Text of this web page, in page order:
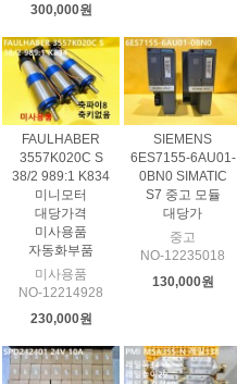
300,000원
FAULHABER
3557K020C S
38/2 989:1 K834
미니모터
대당가격
미사용품
자동화부품
미사용품
NO-12214928
230,000원
SIEMENS
6ES7155-6AU01-
0BN0 SIMATIC
S7 중고 모듈
대당가
중고
NO-12235018
130,000원